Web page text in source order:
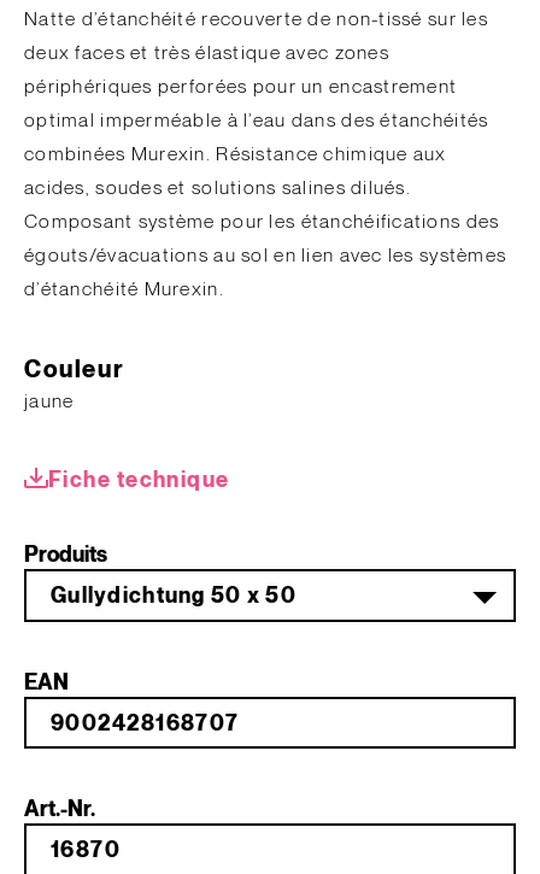
Natte d’étanchéité recouverte de non-tissé sur les
deux faces et très élastique avec zones
périphériques perforées pour un encastrement
optimal imperméable à l’eau dans des étanchéités
combinées Murexin. Résistance chimique aux
acides, soudes et solutions salines dilués.
Composant système pour les étanchéifications des
égouts/évacuations au sol en lien avec les systèmes
d’étanchéité Murexin.
Couleur
jaune
Fiche technique
Produits
Gullydichtung 50 x 50
EAN
Art.-Nr.